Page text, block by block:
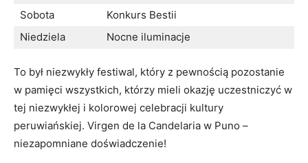
Sobota
Konkurs Bestii
Niedziela
Nocne iluminacje
To‌ był ‌niezwykły ‌festiwal, ​który ⁣z pewnością pozostanie
w pamięci‍ wszystkich, którzy mieli okazję uczestniczyć w
tej niezwykłej i kolorowej celebracji kultury
peruwiańskiej. Virgen de la‍ Candelaria w⁣ Puno –
niezapomniane doświadczenie!